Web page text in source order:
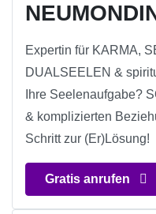
Expertin für KARMA,
DUALSEELEN &
Ihre Seelenaufgabe?
& komplizierten
Schritt zur (Er)Lösung!
Gratis anrufen